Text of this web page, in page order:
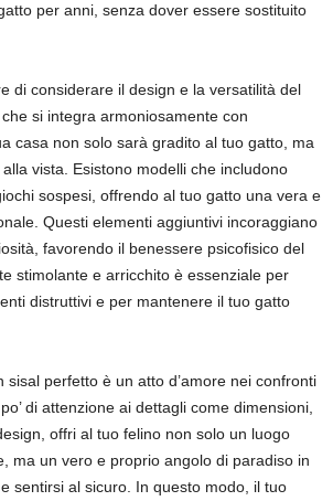
per anni, senza dover essere sostituito
di considerare il design e la versatilità del
si integra armoniosamente con
casa non solo sarà gradito al tuo gatto, ma
vista. Esistono modelli che includono
sospesi, offrendo al tuo gatto una vera e
Questi elementi aggiuntivi incoraggiano
favorendo il benessere psicofisico del
stimolante e arricchito è essenziale per
distruttivi e per mantenere il tuo gatto
sisal perfetto è un atto d’amore nei confronti
di attenzione ai dettagli come dimensioni,
offri al tuo felino non solo un luogo
ma un vero e proprio angolo di paradiso in
sentirsi al sicuro. In questo modo, il tuo